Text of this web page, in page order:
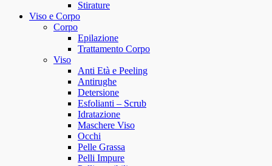
Stirature
Viso e Corpo
Corpo
Epilazione
Trattamento Corpo
Viso
Anti Età e Peeling
Antirughe
Detersione
Esfolianti – Scrub
Idratazione
Maschere Viso
Occhi
Pelle Grassa
Pelli Impure